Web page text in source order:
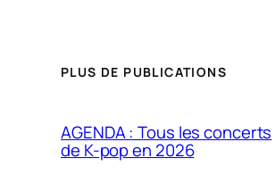
PLUS DE PUBLICATIONS
AGENDA : Tous les concerts
de K-pop en 2026